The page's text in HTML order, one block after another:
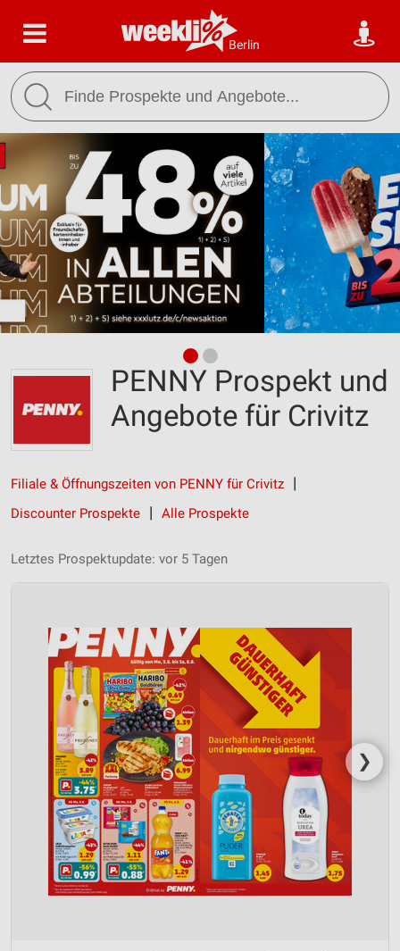
Berlin
PENNY Prospekt und
Angebote für Crivitz
Filiale & Öffnungszeiten von PENNY für Crivitz
Discounter Prospekte
Alle Prospekte
Letztes Prospektupdate: vor 5 Tagen
❯